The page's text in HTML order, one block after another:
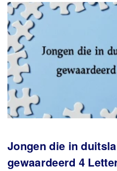
Jongen die in
gewaardeerd 4